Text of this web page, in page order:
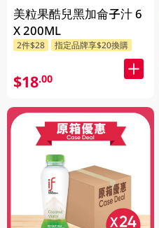
美粒果酷兒黑加侖子汁 6
X 200ML
2件$28 指定品牌享$20換購
$18.00